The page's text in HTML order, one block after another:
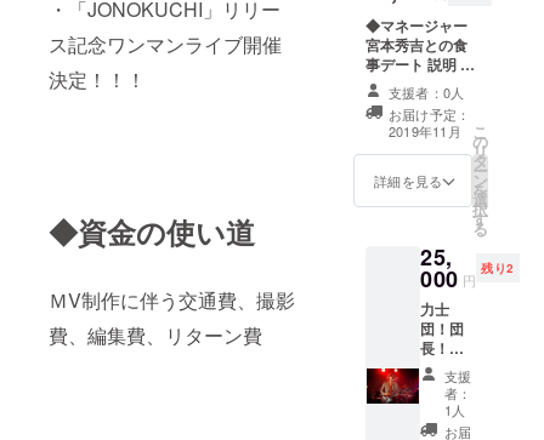
・「JONOKUCHI」リリー
ス記念ワンマンライブ開催
決定！！！
◆資金の使い道
ＭV制作に伴う交通費、撮影
費、編集費、リターン費
ただき
ます。
団と戯
れ、な
んと、
で力士
団のラ
イブも
楽しめ
る超ス
ト！ 松
坂牛
コー
ス、ワ
ンドリ
ンク付
き！ ※
学生は
1000円
バック
◆マネージャー
宮本秀吉との食
事デート 説明 力
士団マネー
ジャー宮本秀吉
とのお食事デー
トです。 プロ
ジェクト終了
後、個別でメー
きます。 飲食代
はかかりません
が、待ち合わせ
の場所までの交
通費はご負担く
ださい。 時間は
90分ほどを予定
しております。
※安全性を十分考
慮し公共の場所
支援者：0人
お届け予定：
2019年11月
詳細を見る
こ
の
リ
タ
ー
ン
を
選
択
す
る
25,
000 円
残り2
力士
団！団
長！幕
之内桂
の体を
張った
リター
支援
者：
1人
お届